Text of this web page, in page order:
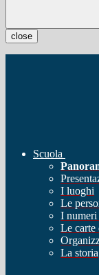
close
Scuola
I luoghi
Le
I numeri
Le carte
La storia